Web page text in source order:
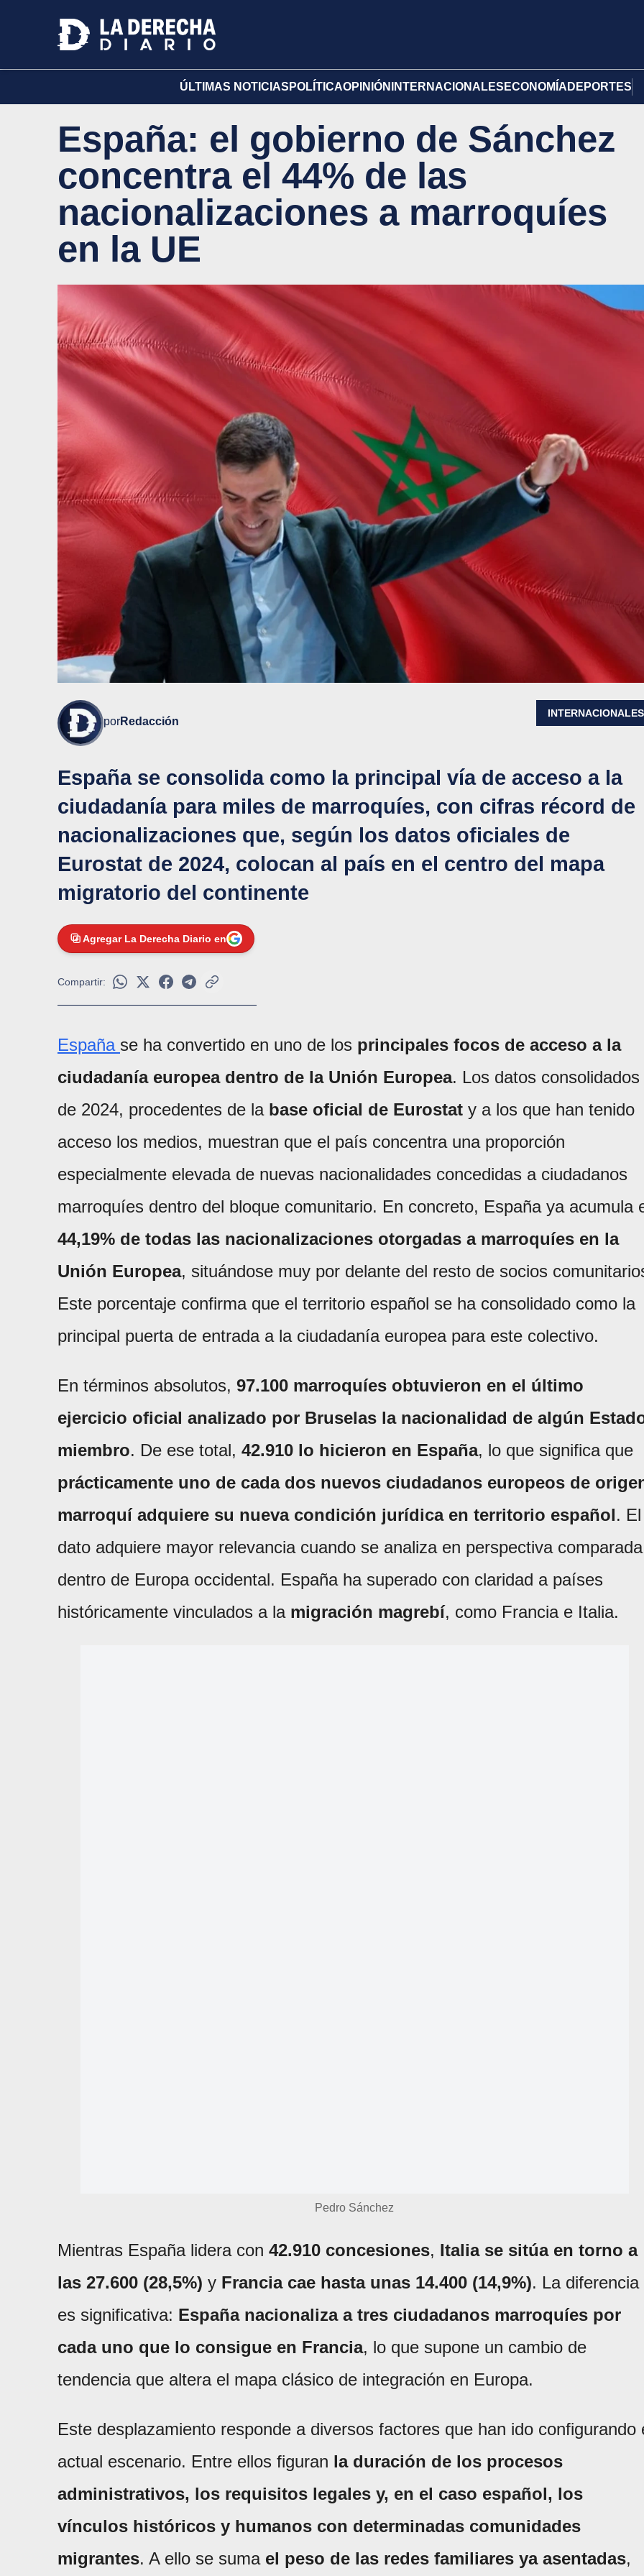
ÚLTIMAS NOTICIAS POLÍTICAOPINIÓN INTERNACIONALES ECONOMÍA DEPORTES
España: el gobierno de Sánchez
concentra el 44% de las
nacionalizaciones a marroquíes
en la UE
porRedacción
INTERNACIONALES
España se consolida como la principal vía de acceso a la
ciudadanía para miles de marroquíes, con cifras récord de
nacionalizaciones que, según los datos oficiales de
Eurostat de 2024, colocan al país en el centro del mapa
migratorio del continente
Agregar La Derecha Diario en
Compartir:
España se ha convertido en uno de los principales focos de acceso a la
ciudadanía europea dentro de la Unión Europea. Los datos consolidados
de 2024, procedentes de la base oficial de Eurostat y a los que han tenido
acceso los medios, muestran que el país concentra una proporción
especialmente elevada de nuevas nacionalidades concedidas a ciudadanos
marroquíes dentro del bloque comunitario. En concreto, España ya acumula
44,19% de todas las nacionalizaciones otorgadas a marroquíes en la
Unión Europea, situándose muy por delante del resto de socios
Este porcentaje confirma que el territorio español se ha consolidado como la
principal puerta de entrada a la ciudadanía europea para este colectivo.
En términos absolutos, 97.100 marroquíes obtuvieron en el último
ejercicio oficial analizado por Bruselas la nacionalidad de algún
miembro. De ese total, 42.910 lo hicieron en España, lo que significa que
prácticamente uno de cada dos nuevos ciudadanos europeos de
marroquí adquiere su nueva condición jurídica en territorio español. El
dato adquiere mayor relevancia cuando se analiza en perspectiva comparada
dentro de Europa occidental. España ha superado con claridad a países
históricamente vinculados a la migración magrebí, como Francia e Italia.
Pedro Sánchez
Mientras España lidera con 42.910 concesiones, Italia se sitúa en torno a
las 27.600 (28,5%) y Francia cae hasta unas 14.400 (14,9%). La diferencia
es significativa: España nacionaliza a tres ciudadanos marroquíes por
cada uno que lo consigue en Francia, lo que supone un cambio de
tendencia que altera el mapa clásico de integración en Europa.
Este desplazamiento responde a diversos factores que han ido configurando
actual escenario. Entre ellos figuran la duración de los procesos
administrativos, los requisitos legales y, en el caso español, los
vínculos históricos y humanos con determinadas comunidades
migrantes. A ello se suma el peso de las redes familiares ya asentadas,